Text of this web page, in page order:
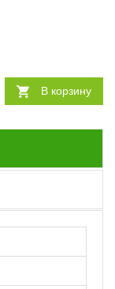
В корзину